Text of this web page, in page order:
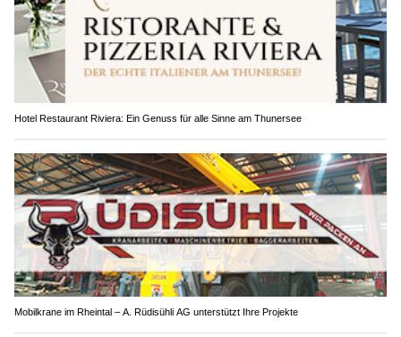
Hotel Restaurant Riviera: Ein Genuss für alle Sinne am Thunersee
Mobilkrane im Rheintal – A. Rüdisühli AG unterstützt Ihre Projekte